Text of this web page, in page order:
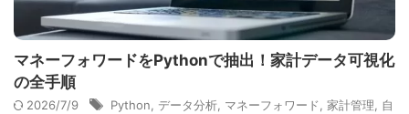
マネーフォワードをPythonで抽出！家計データ可視化
の全手順
2026/7/9 Python データ分析 マネーフォワード 家計管理
自